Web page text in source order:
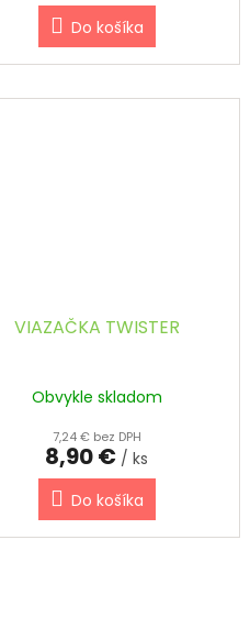
Do košíka
VIAZAČKA TWISTER
Obvykle skladom
7,24 € bez DPH
8,90 € / ks
Do košíka